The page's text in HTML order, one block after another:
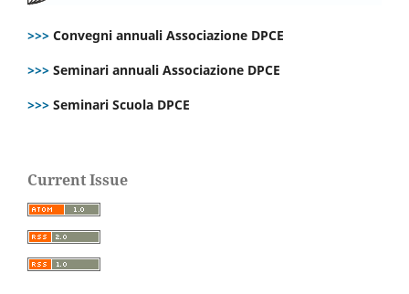
>>> Convegni annuali Associazione DPCE
>>> Seminari annuali Associazione DPCE
>>> Seminari Scuola DPCE
Current Issue